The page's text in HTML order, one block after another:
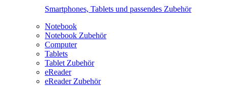
Smartphones, Tablets und passendes Zubehör
Notebook
Notebook Zubehör
Computer
Tablets
Tablet Zubehör
eReader
eReader Zubehör